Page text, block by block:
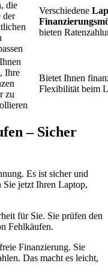
die
der
Verschiedene
bieten
Ihre
zu
Bietet Ihnen
Flexibilität beim
– Sicher
Es ist sicher und
Sie jetzt Ihren Laptop,
für Sie. Sie prüfen den
Fehlkäufen.
Finanzierung. Sie
Das macht es leicht,